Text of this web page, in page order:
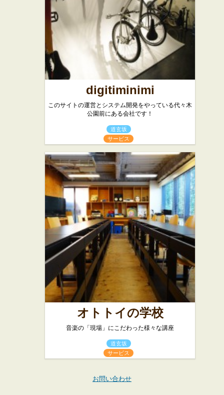
digitiminimi
このサイトの運営とシステム開発をやっている代々木
公園前にある会社です！
道玄坂
サービス
オトトイの学校
音楽の「現場」にこだわった様々な講座
道玄坂
サービス
お問い合わせ